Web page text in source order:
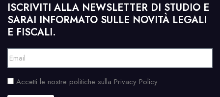
ISCRIVITI ALLA NEWSLETTER DI STUDIO E
SARAI INFORMATO SULLE NOVITÀ LEGALI
E FISCALI.
Accetti le nostre politiche sulla Privacy Policy